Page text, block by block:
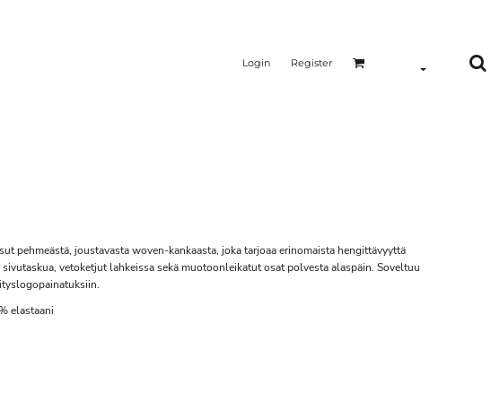
Login Register
pehmeästä, joustavasta woven-kankaasta, joka tarjoaa erinomaista hengittävyyttä
vetoketjut lahkeissa sekä muotoonleikatut osat polvesta alaspäin. Soveltuu
elastaani